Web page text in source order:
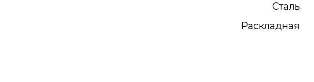
Сталь
Раскладная